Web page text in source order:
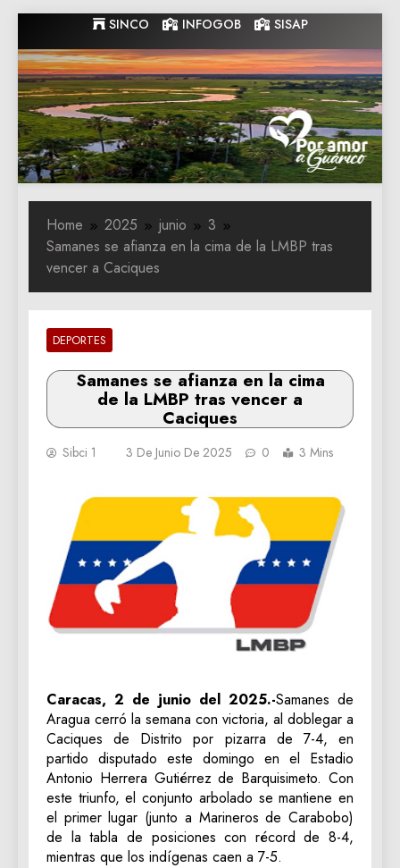
to
content
SINCO INFOGOB SISAP
Gobernacion
de Guarico
Gobernacion de Guarico
Home 2025 junio
3
Samanes se afianza en la cima de la LMBP tras
vencer a Caciques
DEPORTES
Samanes se afianza en la cima
de la LMBP tras vencer a
Caciques
Sibci 1 3 De Junio De 2025 0 3 Mins
Caracas, 2 de junio del 2025.-Samanes de
Aragua cerró la semana con victoria, al doblegar a
Caciques de Distrito por pizarra de 7-4, en
partido disputado este domingo en el Estadio
Antonio Herrera Gutiérrez de Barquisimeto. Con
este triunfo, el conjunto arbolado se mantiene en
el primer lugar (junto a Marineros de Carabobo)
de la tabla de posiciones con récord de 8-4,
mientras que los indígenas caen a 7-5.